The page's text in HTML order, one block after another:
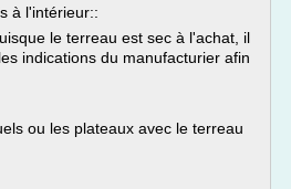
à l'intérieur::
le terreau est sec à l'achat, il
indications du manufacturier afin
ou les plateaux avec le terreau